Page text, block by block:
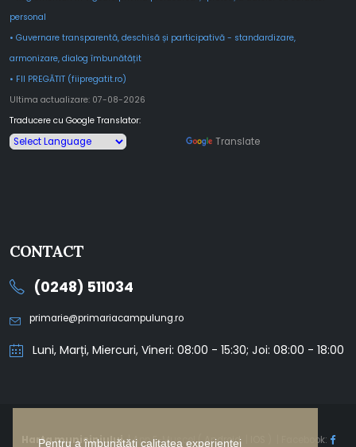
Pentru a îmbunătăți calitatea experienței
personal
• Guvernare transparentă, deschisă și participativă - standardizare,
armonizare, dialog îmbunătățit
• FII PREGĂTIT (fiipregatit.ro)
Ultima actualizare: 07-08-2026
Traducere cu Google Translator:
Translate
CONTACT
(0248) 511034
primarie@primariacampulung.ro
Luni, Marți, Miercuri, Vineri: 08:00 - 15:30; Joi: 08:00 - 18:00
Harta municipiului| App E-Muscel (Android| ) | Facebook: